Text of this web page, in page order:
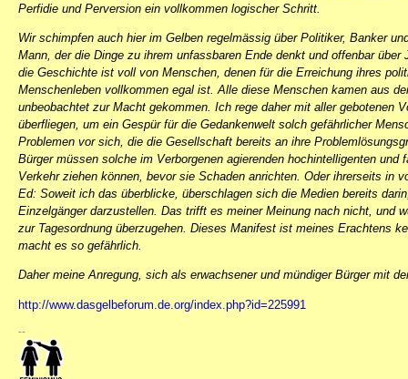
Perfidie und Perversion ein vollkommen logischer Schritt.
Wir schimpfen auch hier im Gelben regelmässig über Politiker, Banker
Mann, der die Dinge zu ihrem unfassbaren Ende denkt und offenbar
die Geschichte ist voll von Menschen, denen für die Erreichung ihres
Menschenleben vollkommen egal ist. Alle diese Menschen kamen aus
unbeobachtet zur Macht gekommen. Ich rege daher mit aller gebotenen
überfliegen, um ein Gespür für die Gedankenwelt solch gefährlicher
Problemen vor sich, die die Gesellschaft bereits an ihre
Bürger müssen solche im Verborgenen agierenden hochintelligenten
Verkehr ziehen können, bevor sie Schaden anrichten. Oder ihrerseits in
Ed: Soweit ich das überblicke, überschlagen sich die Medien bereits
Einzelgänger darzustellen. Das trifft es meiner Meinung nach nicht, und
zur Tagesordnung überzugehen. Dieses Manifest ist meines Erachtens
macht es so gefährlich.
Daher meine Anregung, sich als erwachsener und mündiger Bürger mit
http://www.dasgelbeforum.de.org/index.php?id=225991
--